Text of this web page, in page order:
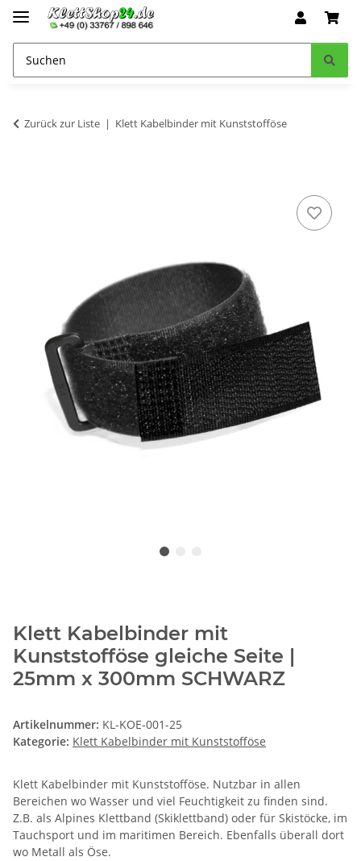
Zurück zur Liste Klett Kabelbinder mit Kunststofföse
Klett Kabelbinder mit
Kunststofföse gleiche Seite |
25mm x 300mm SCHWARZ
Artikelnummer: KL-KOE-001-25
Kategorie: Klett Kabelbinder mit Kunststofföse
Klett Kabelbinder mit Kunststofföse. Nutzbar in allen
Bereichen wo Wasser und viel Feuchtigkeit zu finden sind.
Z.B. als Alpines Klettband (Skiklettband) oder für Skistöcke, im
Tauchsport und im maritimen Bereich. Ebenfalls überall dort
wo Metall als Öse.